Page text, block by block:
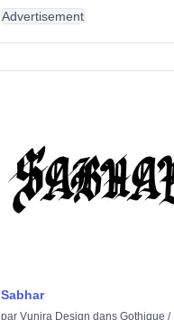
Advertisement
Sabhar
par Vunira Design dans Gothique /